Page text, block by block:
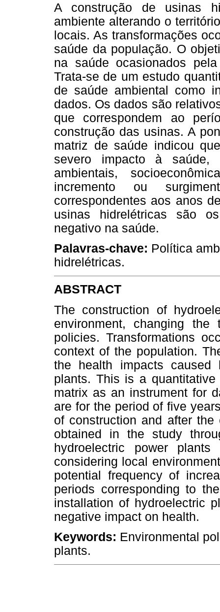
A construção de usinas
ambiente alterando o
locais. As transformações
saúde da população. O
na saúde ocasionados
Trata-se de um estudo
de saúde ambiental como
dados. Os dados são
que correspondem ao
construção das usinas. A
matriz de saúde indicou
severo impacto à saúde,
ambientais,
incremento ou
correspondentes aos anos
usinas hidrelétricas são
negativo na saúde.
Palavras-chave: Política
hidrelétricas.
ABSTRACT
The construction of
environment, changing
policies. Transformations
context of the population.
the health impacts caused
plants. This is a
matrix as an instrument for
are for the period of five
of construction and after
obtained in the study
hydroelectric power
considering local
potential frequency of
periods corresponding to
installation of hydroelectric
negative impact on health.
Keywords: Environmental
plants.